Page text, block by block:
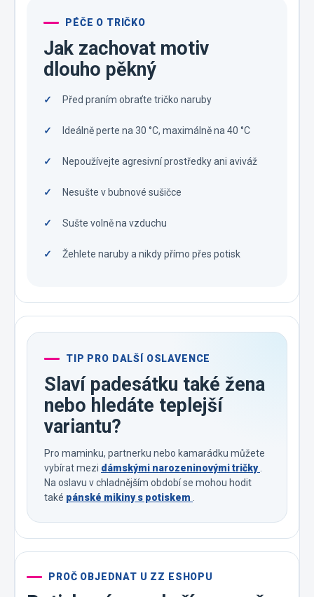
PÉČE O TRIČKO
Jak zachovat motiv
dlouho pěkný
Před praním obraťte tričko naruby
Ideálně perte na 30 °C, maximálně na 40 °C
Nepoužívejte agresivní prostředky ani aviváž
Nesušte v bubnové sušičce
Sušte volně na vzduchu
Žehlete naruby a nikdy přímo přes potisk
TIP PRO DALŠÍ OSLAVENCE
Slaví padesátku také žena
nebo hledáte teplejší
variantu?
Pro maminku, partnerku nebo kamarádku můžete
vybírat mezi dámskými narozeninovými tričky
Na oslavu v chladnějším období se mohou hodit
také pánské mikiny s potiskem
PROČ OBJEDNAT U ZZ ESHOPU